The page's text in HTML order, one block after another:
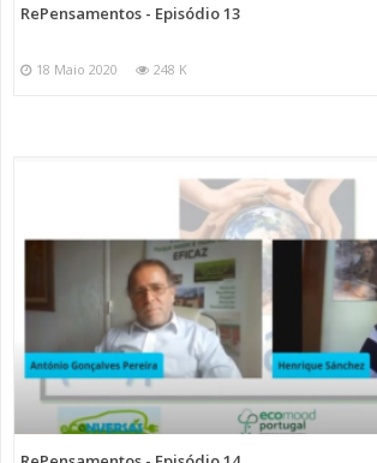
RePensamentos - Episódio 13
18 Maio 2020 248 K